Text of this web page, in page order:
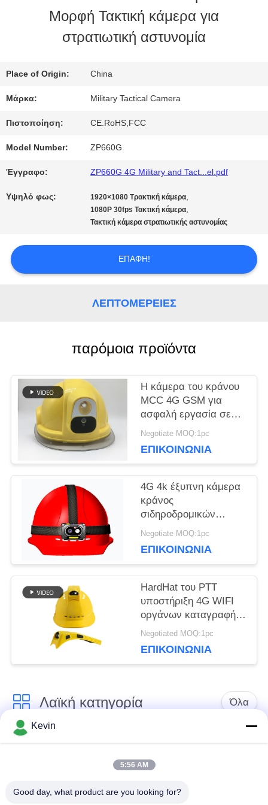
ΕΠΙΣΚΈΨΕΙΣ
ΣΤΟ
ΕΡΓΟΣΤΆΣΙΟ
ΈΛΕΓΧΟΣ
ΠΟΙΌΤΗΤΑΣ
ΕΠΙΚΟΙΝΩΝΉΣΤΕ
ΕΙΔΉΣΕΙΣ
ΥΠΟΘΈΣΕΙΣ
ΖΗΤΉΣΤΕ
ΜΙΑ
ΠΡΟΣΦΟΡΆ
SITEMAP
ΠΟΛΙΤΙΚΉ
ΑΠΟΡΡΉΤΟΥ
Μορφή Τακτική κάμερα για
στρατιωτική αστυνομία
Place of Origin: China
Μάρκα: Military Tactical Camera
Πιστοποίηση: CE.RoHS,FCC
Model Number: ZP660G
Έγγραφο: ZP660G 4G Military and Tact...el.pdf
Υψηλό φως: 1920×1080 Τρακτική κάμερα,
1080P 30fps Τακτική κάμερα,
Τακτική κάμερα στρατιωτικής αστυνομίας
ΕΠΑΦΉ!
ΛΕΠΤΟΜΈΡΕΙΕΣ
παρόμοια προϊόντα
Η κάμερα του κράνου
MCC 4G GSM για
ασφαλή εργασία σε
ψυχρά περιβάλλοντα
Negotiate MOQ:1pc
ΕΠΙΚΟΙΝΩΝΊΑ
4G 4k έξυπνη κάμερα
κράνος
σιδηροδρομικών
οχημάτων
Negotiate MOQ:1pc
ΕΠΙΚΟΙΝΩΝΊΑ
HardHat του PTT
υποστήριξη 4G WIFI
οργάνων καταγραφής
βιντεοκάμερων
ασφάλειας
Negotiated MOQ:1pc
ΕΠΙΚΟΙΝΩΝΊΑ
Λαϊκή κατηγορία Όλα
Φορεμένες
Κάμερες σώματος
αστυνομίας
4G φορεμένη σώμα
Κάμερα κρανών
Kevin
5:56 AM
Good day, what product are you looking for?